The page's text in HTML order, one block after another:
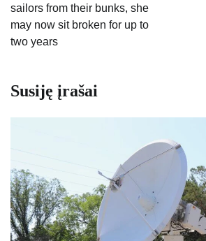
sailors from their bunks, she
may now sit broken for up to
two years
Susiję įrašai